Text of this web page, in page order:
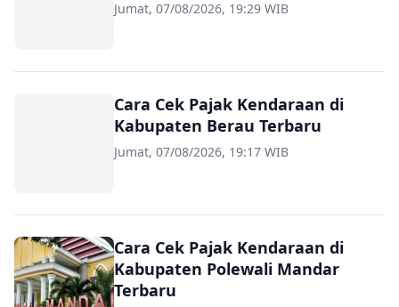
Jumat, 07/08/2026, 19:29 WIB
Cara Cek Pajak Kendaraan di
Kabupaten Berau Terbaru
Jumat, 07/08/2026, 19:17 WIB
Cara Cek Pajak Kendaraan di
Kabupaten Polewali Mandar
Terbaru